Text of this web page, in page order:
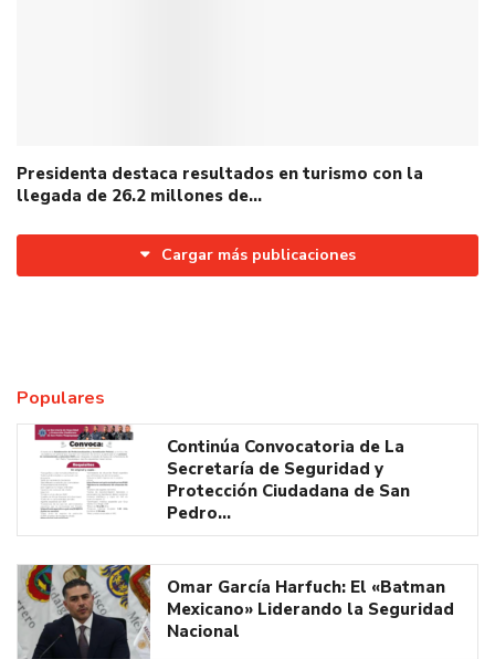
Presidenta destaca resultados en turismo con la
llegada de 26.2 millones de…
Cargar más publicaciones
Populares
Continúa Convocatoria de La
Secretaría de Seguridad y
Protección Ciudadana de San
Pedro…
Omar García Harfuch: El «Batman
Mexicano» Liderando la Seguridad
Nacional